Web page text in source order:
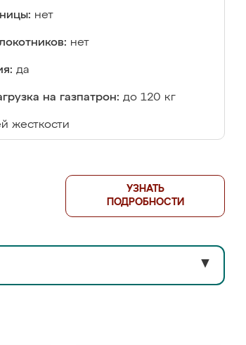
нет
нет
да
на газпатрон: до 120 кг
жесткости
УЗНАТЬ
ПОДРОБНОСТИ
▼